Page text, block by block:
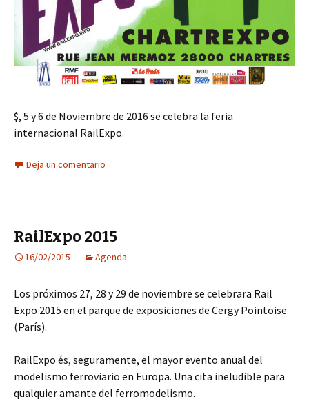
$, 5 y 6 de Noviembre de 2016 se celebra la feria
internacional RailExpo.
Deja un comentario
RailExpo 2015
16/02/2015 Agenda
Los próximos 27, 28 y 29 de noviembre se celebrara Rail
Expo 2015 en el parque de exposiciones de Cergy Pointoise
(París).
RailExpo és, seguramente, el mayor evento anual del
modelismo ferroviario en Europa. Una cita ineludible para
qualquier amante del ferromodelismo.